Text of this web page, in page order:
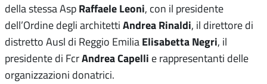
della stessa Asp Raffaele Leoni, con il presidente
dell’Ordine degli architetti Andrea Rinaldi, il direttore di
distretto Ausl di Reggio Emilia Elisabetta Negri, il
presidente di FcrAndrea Capelli e rappresentanti delle
organizzazioni donatrici.